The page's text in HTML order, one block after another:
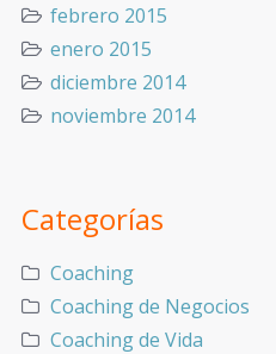
febrero 2015
enero 2015
diciembre 2014
noviembre 2014
Categorías
Coaching
Coaching de Negocios
Coaching de Vida